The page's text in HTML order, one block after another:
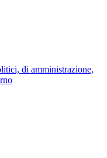
di amministrazione,